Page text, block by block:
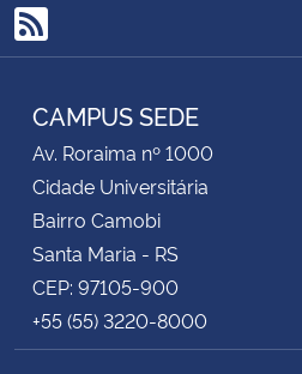
RSS
CAMPUS SEDE
Av. Roraima nº 1000
Cidade Universitária
Bairro Camobi
Santa Maria - RS
CEP: 97105-900
+55 (55) 3220-8000